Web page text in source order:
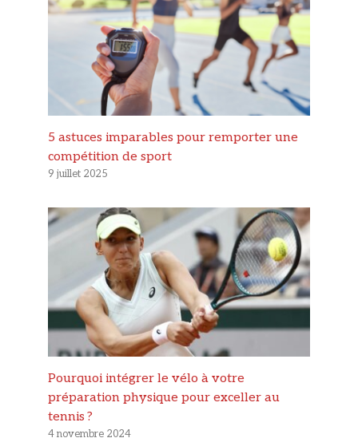
5 astuces imparables pour remporter une
compétition de sport
9 juillet 2025
Pourquoi intégrer le vélo à votre
préparation physique pour exceller au
tennis ?
4 novembre 2024